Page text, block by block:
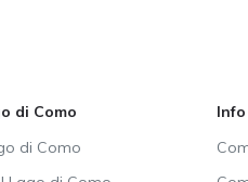
di Como
di Como